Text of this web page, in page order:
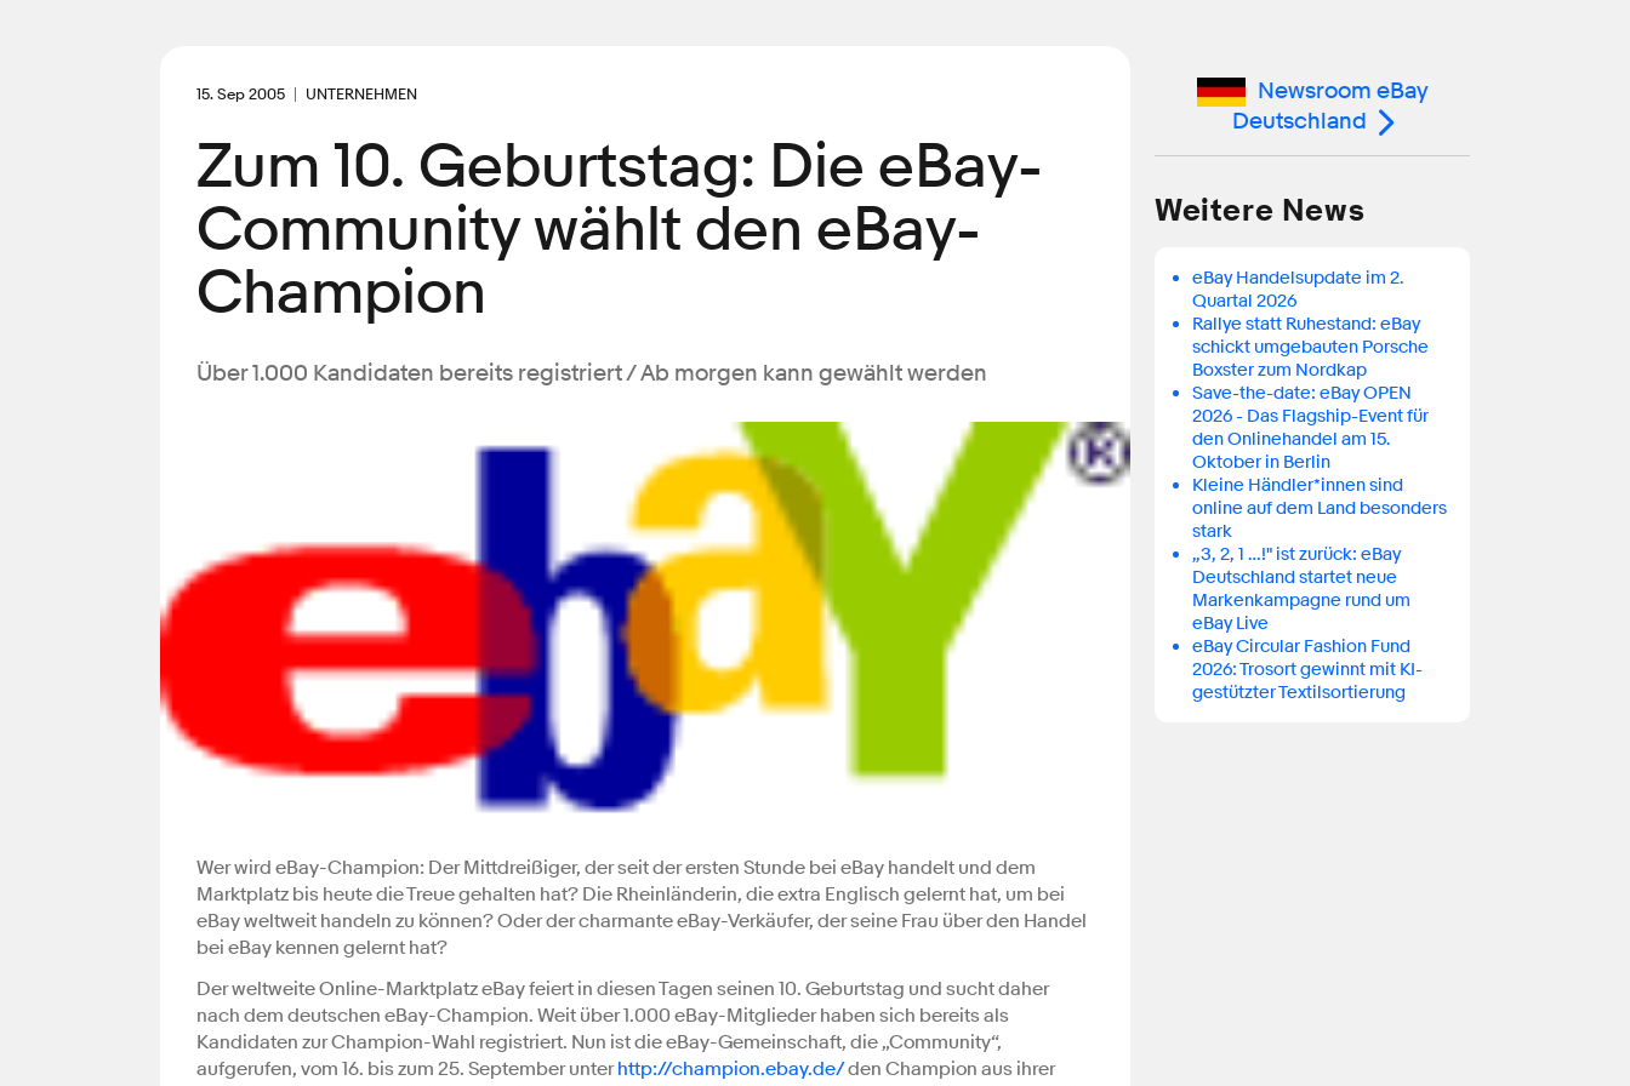
15. Sep 2005 UNTERNEHMEN
Zum 10. Geburtstag: Die eBay-
Community wählt den eBay-
Champion
Über 1.000 Kandidaten bereits registriert / Ab morgen kann gewählt werden
Wer wird eBay-Champion: Der Mittdreißiger, der seit der ersten Stunde bei eBay handelt und dem
Marktplatz bis heute die Treue gehalten hat? Die Rheinländerin, die extra Englisch gelernt hat, um bei
eBay weltweit handeln zu können? Oder der charmante eBay-Verkäufer, der seine Frau über den Handel
bei eBay kennen gelernt hat?
Der weltweite Online-Marktplatz eBay feiert in diesen Tagen seinen 10. Geburtstag und sucht daher
nach dem deutschen eBay-Champion. Weit über 1.000 eBay-Mitglieder haben sich bereits als
Kandidaten zur Champion-Wahl registriert. Nun ist die eBay-Gemeinschaft, die „Community“,
aufgerufen, vom 16. bis zum 25. September unterhttp://champion.ebay.de/den Champion aus ihrer
Newsroom eBay
Deutschland
Weitere News
eBay Handelsupdate im 2.
Quartal 2026
Rallye statt Ruhestand: eBay
schickt umgebauten Porsche
Boxster zum Nordkap
Save-the-date: eBay OPEN
2026 - Das Flagship-Event für
den Onlinehandel am 15.
Oktober in Berlin
Kleine Händler*innen sind
online auf dem Land besonders
stark
„3, 2, 1 …!" ist zurück: eBay
Deutschland startet neue
Markenkampagne rund um
eBay Live
eBay Circular Fashion Fund
2026: Trosort gewinnt mit KI-
gestützter Textilsortierung